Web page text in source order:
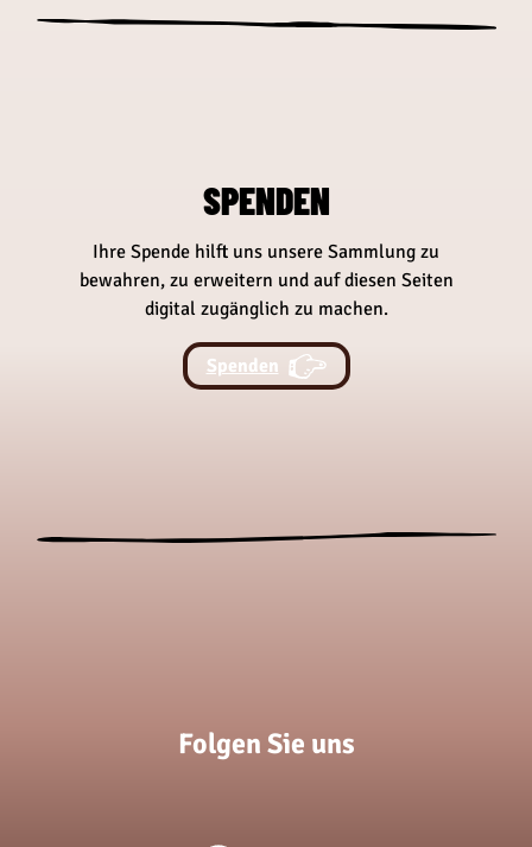
SPENDEN
Ihre Spende hilft uns unsere Sammlung zu
bewahren, zu erweitern und auf diesen Seiten
digital zugänglich zu machen.
Spenden
Folgen Sie uns